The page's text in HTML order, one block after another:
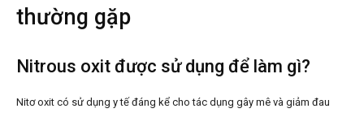
thường gặp
Nitrous oxit được sử dụng để làm gì?
Nitơ oxit có sử dụng y tế đáng kể cho tác dụng gây mê và giảm đau